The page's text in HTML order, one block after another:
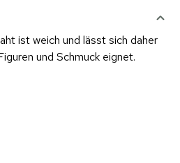
ist weich und lässt sich daher
und Schmuck eignet.